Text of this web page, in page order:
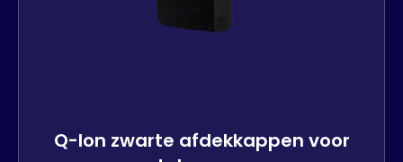
Q-lon zwarte afdekkappen voor